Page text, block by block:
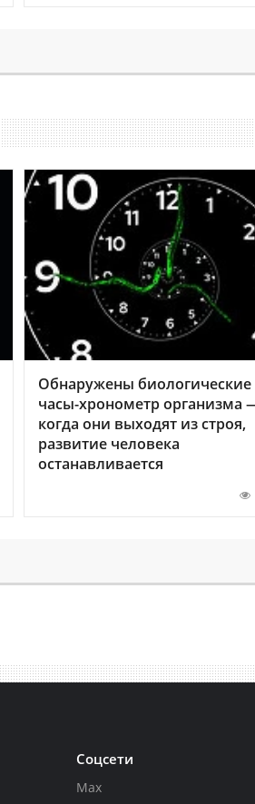
Обнаружены биологические
часы-хронометр организма
когда они выходят из строя,
развитие человека
останавливается
Соцсети
Max